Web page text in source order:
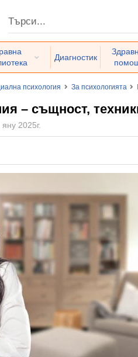
Диагностик
психология За психологията
– същност,
2025г.